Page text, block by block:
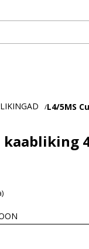
/L4/5MS
kaabliking